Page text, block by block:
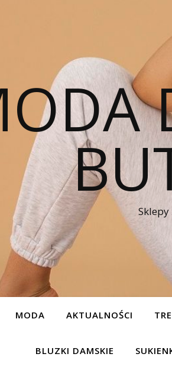
MODA AKTUALNOŚCI
BLUZKI DAMSKIE